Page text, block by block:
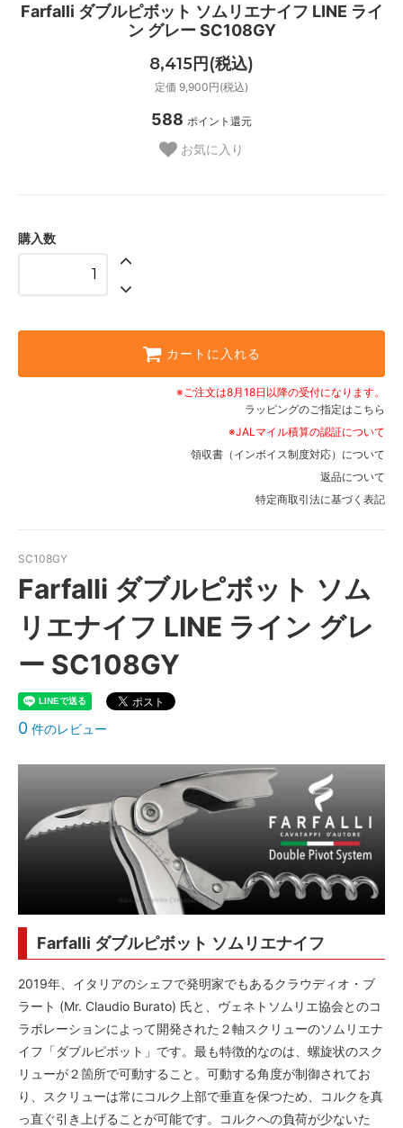
Farfalli ダブルピボット ソムリエナイフ LINE ライ
ン グレー SC108GY
8,415円(税込)
定価 9,900円(税込)
588 ポイント還元
お気に入り
購入数
カートに入れる
※ご注文は8月18日以降の受付になります。
ラッピングのご指定はこちら
※JALマイル積算の認証について
領収書（インボイス制度対応）について
返品について
特定商取引法に基づく表記
SC108GY
Farfalli ダブルピボット ソム
リエナイフ LINE ライン グレ
ー SC108GY
0 件のレビュー
Farfalli ダブルピボット ソムリエナイフ
2019年、イタリアのシェフで発明家でもあるクラウディオ・ブ
ラート (Mr. Claudio Burato) 氏と、ヴェネトソムリエ協会とのコ
ラボレーションによって開発された２軸スクリューのソムリエナ
イフ「ダブルピボット」です。最も特徴的なのは、螺旋状のスク
リューが２箇所で可動すること。可動する角度が制御されてお
り、スクリューは常にコルク上部で垂直を保つため、コルクを真
っ直ぐ引き上げることが可能です。コルクへの負荷が少ないた